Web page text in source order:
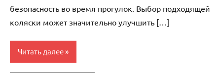
безопасность во время прогулок. Выбор подходящей
коляски может значительно улучшить […]
Читать далее